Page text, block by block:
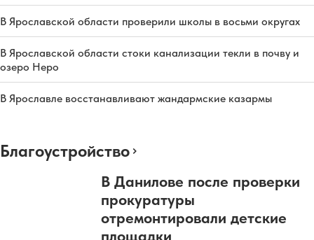
В Ярославской области проверили школы в восьми округах
В Ярославской области стоки канализации текли в почву и
озеро Неро
В Ярославле восстанавливают жандармские казармы
Благоустройство
В Данилове после проверки
прокуратуры
отремонтировали детские
площадки